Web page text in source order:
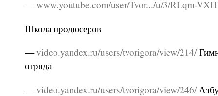
—www.youtube.com/user/Tvor.../u/3/RLqm-
Школа продюсеров
—video.yandex.ru/users/tvorigora/view/214/
отряда
—video.yandex.ru/users/tvorigora/view/246/